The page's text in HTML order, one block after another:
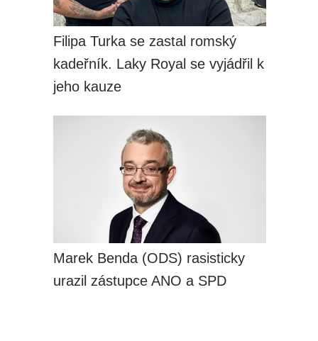
Filipa Turka se zastal romský
kadeřník. Laky Royal se vyjádřil k
jeho kauze
Marek Benda (ODS) rasisticky
urazil zástupce ANO a SPD